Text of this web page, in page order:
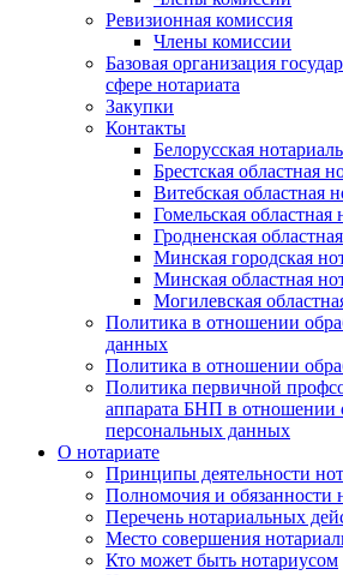
Ревизионная комиссия
Члены комиссии
Базовая организация
сфере нотариата
Закупки
Контакты
Белорусская
Брестская областная
Витебская областная
Гомельская областная
Гродненская
Минская городская
Минская областная
Могилевская
Политика в отношении
данных
Политика в отношении
Политика первичной
аппарата БНП в отношении
персональных данных
О нотариате
Принципы деятельности
Полномочия и обязанности
Перечень нотариальных
Место совершения
Кто может быть нотариусом